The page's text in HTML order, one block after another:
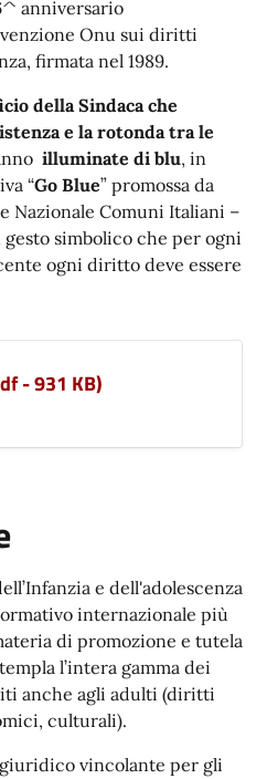
anniversario
Onu sui diritti
firmata nel 1989.
della Sindaca che
e la rotonda tra le
illuminate di blu, in
“Go Blue” promossa da
Nazionale Comuni Italiani –
simbolico che per ogni
ogni diritto deve essere
- 931 KB)
e dell'adolescenza
internazionale più
di promozione e tutela
l’intera gamma dei
anche agli adulti (diritti
culturali).
vincolante per gli